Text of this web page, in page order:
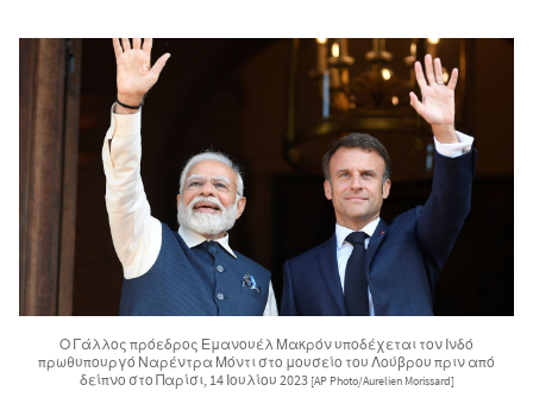
Ο Γάλλος πρόεδρος Εμανουέλ Μακρόν υποδέχεται τον Ινδό
πρωθυπουργό Ναρέντρα Μόντι στο μουσείο του Λούβρου πριν από
δείπνο στο Παρίσι, 14 Ιουλίου 2023 [AP Photo/Aurelien Morissard]